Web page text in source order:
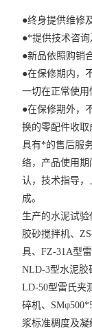
●终身提供维修
●*提供技术咨询
●新品依照购销
●在保修期内，
一切在正常使用
●在保修期外，
换的零配件收取
具有*的售后服
络，产品使用
认，技术指导
成。
生产的水泥试验
胶砂搅拌机、
具、FZ-31A型
NLD-3型水泥胶
LD-50型雷氏夹
碎机、
浆标准稠度及